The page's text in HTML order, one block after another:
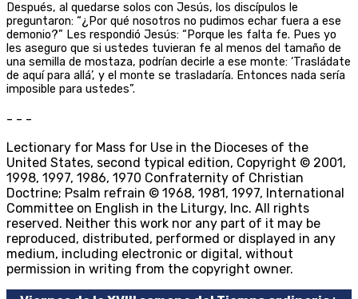
Después, al quedarse solos con Jesús, los discípulos le
preguntaron: “¿Por qué nosotros no pudimos echar fuera a ese
demonio?” Les respondió Jesús: “Porque les falta fe. Pues yo
les aseguro que si ustedes tuvieran fe al menos del tamaño de
una semilla de mostaza, podrían decirle a ese monte: ‘Trasládate
de aquí para allá’, y el monte se trasladaría. Entonces nada sería
imposible para ustedes”.
- - -
Lectionary for Mass for Use in the Dioceses of the
United States, second typical edition, Copyright © 2001,
1998, 1997, 1986, 1970 Confraternity of Christian
Doctrine; Psalm refrain © 1968, 1981, 1997, International
Committee on English in the Liturgy, Inc. All rights
reserved. Neither this work nor any part of it may be
reproduced, distributed, performed or displayed in any
medium, including electronic or digital, without
permission in writing from the copyright owner.